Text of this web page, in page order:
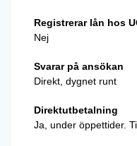
Registrerar lån hos
Nej
Svarar på ansökan
Direkt, dygnet runt
Direktutbetalning
Ja, under öppettider.